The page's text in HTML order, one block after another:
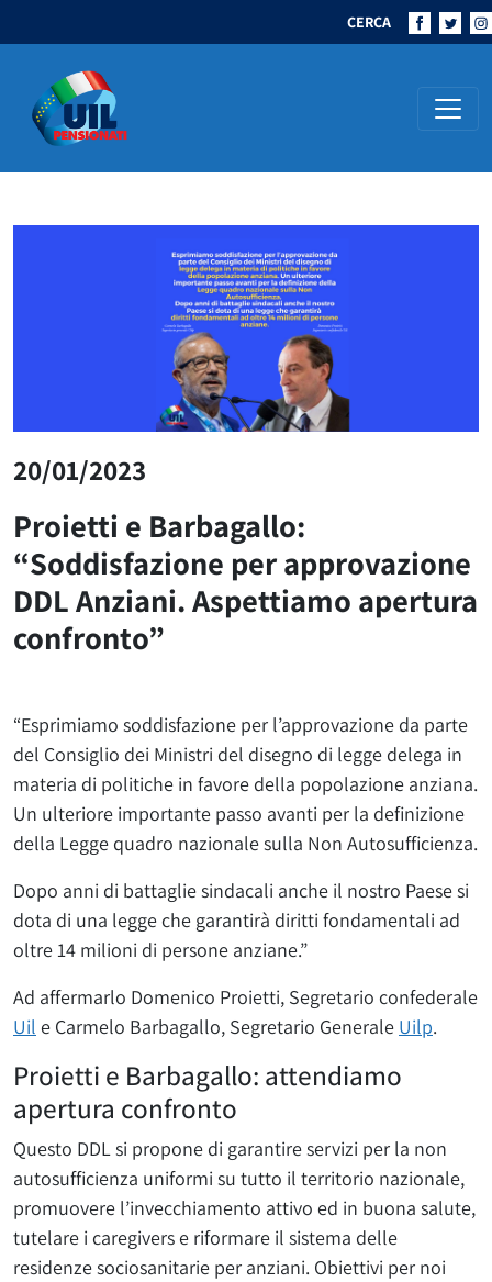
CERCA
Navigazione principale
20/01/2023
Proietti e Barbagallo:
“Soddisfazione per approvazione
DDL Anziani. Aspettiamo apertura
confronto”
“Esprimiamo soddisfazione per l’approvazione da parte
del Consiglio dei Ministri del disegno di legge delega in
materia di politiche in favore della popolazione anziana.
Un ulteriore importante passo avanti per la definizione
della Legge quadro nazionale sulla Non Autosufficienza.
Dopo anni di battaglie sindacali anche il nostro Paese si
dota di una legge che garantirà diritti fondamentali ad
oltre 14 milioni di persone anziane.”
Ad affermarlo Domenico Proietti, Segretario confederale
Uil e Carmelo Barbagallo, Segretario Generale Uilp.
Proietti e Barbagallo: attendiamo
apertura confronto
Questo DDL si propone di garantire servizi per la non
autosufficienza uniformi su tutto il territorio nazionale,
promuovere l’invecchiamento attivo ed in buona salute,
tutelare i caregivers e riformare il sistema delle
residenze sociosanitarie per anziani. Obiettivi per noi